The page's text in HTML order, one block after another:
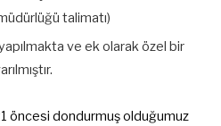
talimatı)
ve ek olarak özel bir
öncesi dondurmuş olduğumuz